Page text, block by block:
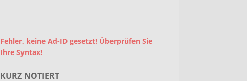
Fehler, keine Ad-ID gesetzt! Überprüfen Sie
Ihre Syntax!
KURZ NOTIERT